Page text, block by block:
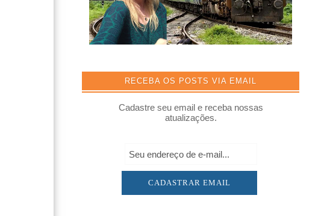
RECEBA OS POSTS VIA EMAIL
Cadastre seu email e receba nossas
atualizações.